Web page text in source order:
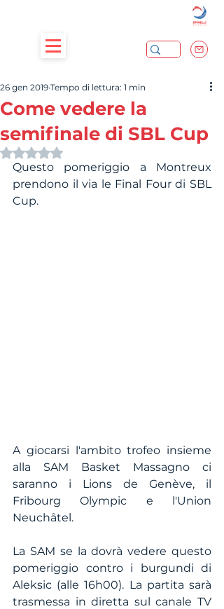
Come vedere la
semifinale di SBL Cup
26 gen 2019 Tempo di lettura: 1 min
Valutazione NaN stelle su 5.
Questo pomeriggio a Montreux
prendono il via le Final Four di SBL
Cup.
A giocarsi l'ambito trofeo insieme
alla SAM Basket Massagno ci
saranno i Lions de Genève, il
Fribourg Olympic e l'Union
Neuchâtel.
La SAM se la dovrà vedere questo
pomeriggio contro i burgundi di
Aleksic (alle 16h00). La partita sarà
trasmessa in diretta sul canale TV